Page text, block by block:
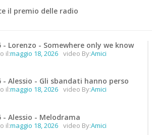
il premio delle radio
- Lorenzo - Somewhere only we know
il:maggio 18, 2026 video By:Amici
- Alessio - Gli sbandati hanno perso
il:maggio 18, 2026 video By:Amici
- Alessio - Melodrama
il:maggio 18, 2026 video By:Amici